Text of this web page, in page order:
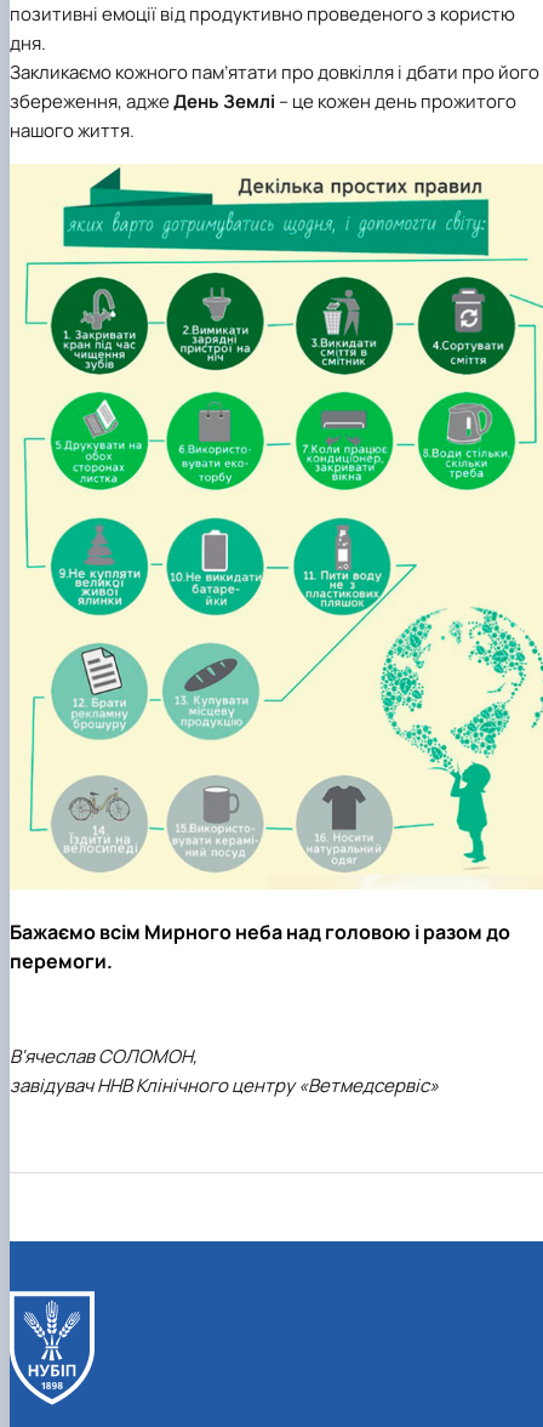
позитивні емоції від продуктивно проведеного з користю
дня.
Закликаємо кожного пам’ятати про довкілля і дбати про його
збереження, аджеДень Землі – це кожен день прожитого
нашого життя.
Бажаємо всім Мирного неба над головою і разом до
перемоги.
В'ячеслав СОЛОМОН,
завідувач ННВ Клінічного центру «Ветмедсервіс»